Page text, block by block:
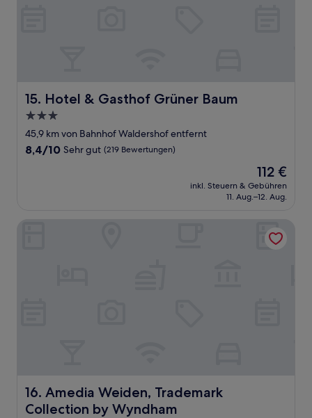
15. Hotel & Gasthof Grüner Baum
Hotel & Gasthof Grüner Baum
3.0-
Sterne-
Unterkunft
45,9 km von Bahnhof Waldershof entfernt
8.4
Bewertungen)
8,4/10 Sehr gut (219 Bewertungen)
Der
Preis
beträgt
112 €
inkl. Steuern & Gebühren
11. Aug.–12. Aug.
16. Amedia Weiden, Trademark
Collection by Wyndham
Amedia Weiden, Trademark Collection by Wyndham
Amedia Weiden, Trademark Collection by Wyndham